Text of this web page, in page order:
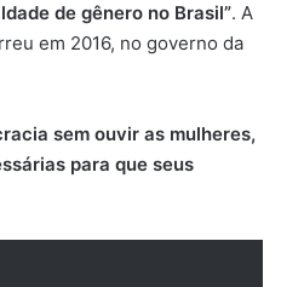
de gênero no Brasil”. A
em 2016, no governo da
sem ouvir as mulheres,
para que seus